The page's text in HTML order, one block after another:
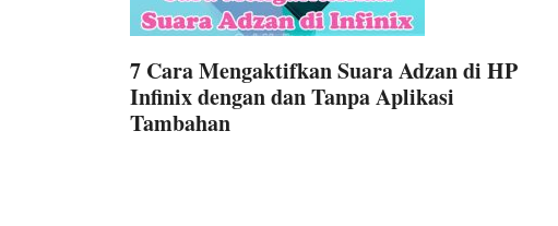
7 Cara Mengaktifkan Suara Adzan di HP
Infinix dengan dan Tanpa Aplikasi
Tambahan